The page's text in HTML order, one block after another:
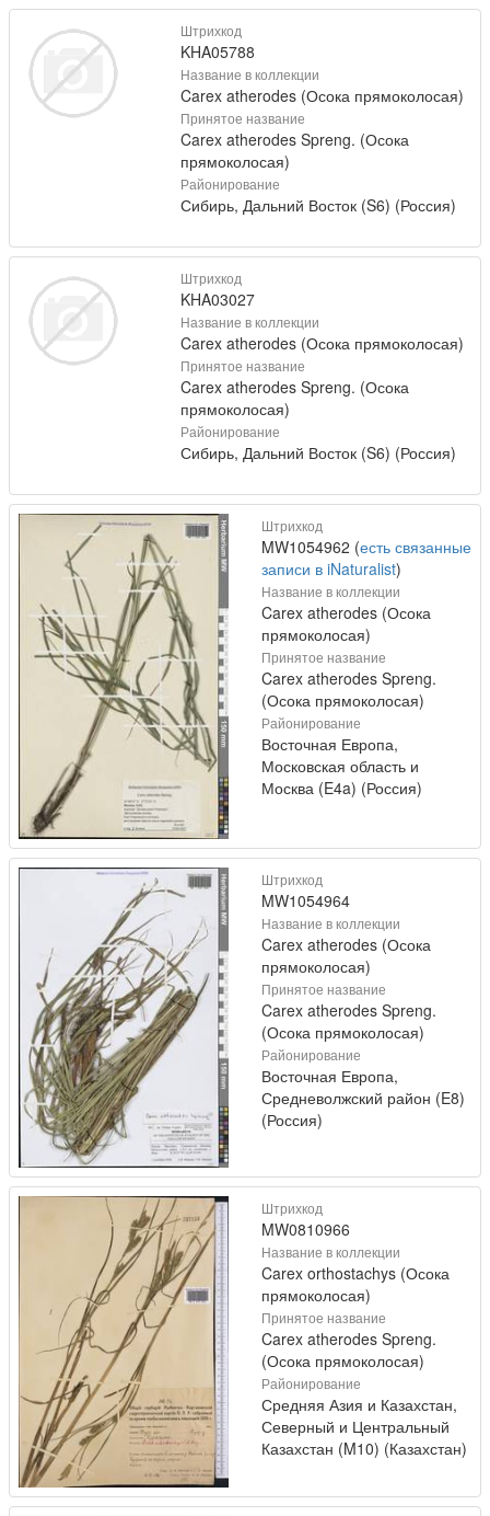
Штрихкод
KHA05788
Название в коллекции
Carex atherodes (Осока прямоколосая)
Принятое название
Carex atherodes Spreng. (Осока
прямоколосая)
Районирование
Сибирь, Дальний Восток (S6) (Россия)
Штрихкод
KHA03027
Название в коллекции
Carex atherodes (Осока прямоколосая)
Принятое название
Carex atherodes Spreng. (Осока
прямоколосая)
Районирование
Сибирь, Дальний Восток (S6) (Россия)
Штрихкод
MW1054962 (есть связанные
записи в iNaturalist)
Название в коллекции
Carex atherodes (Осока
прямоколосая)
Принятое название
Carex atherodes Spreng.
(Осока прямоколосая)
Районирование
Восточная Европа,
Московская область и
Москва (E4a) (Россия)
Штрихкод
MW1054964
Название в коллекции
Carex atherodes (Осока
прямоколосая)
Принятое название
Carex atherodes Spreng.
(Осока прямоколосая)
Районирование
Восточная Европа,
Средневолжский район (E8)
(Россия)
Штрихкод
MW0810966
Название в коллекции
Carex orthostachys (Осока
прямоколосая)
Принятое название
Carex atherodes Spreng.
(Осока прямоколосая)
Районирование
Средняя Азия и Казахстан,
Северный и Центральный
Казахстан (M10) (Казахстан)